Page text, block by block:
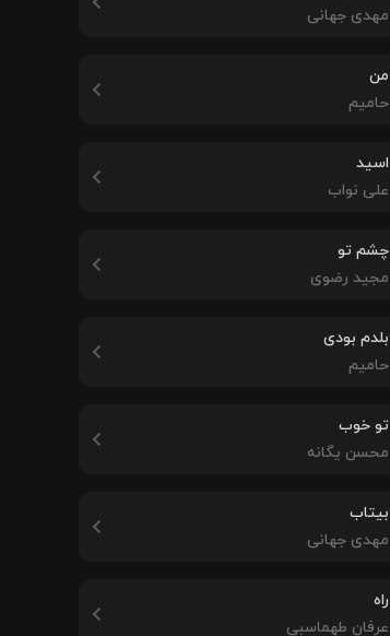
مهدی جهانی
من
حامیم
اسید
علی نواب
چشم تو
مجید رضوی
بلدم بودی
حامیم
تو خوب
محسن یگانه
بیتاب
مهدی جهانی
راه
عرفان طهماسبی